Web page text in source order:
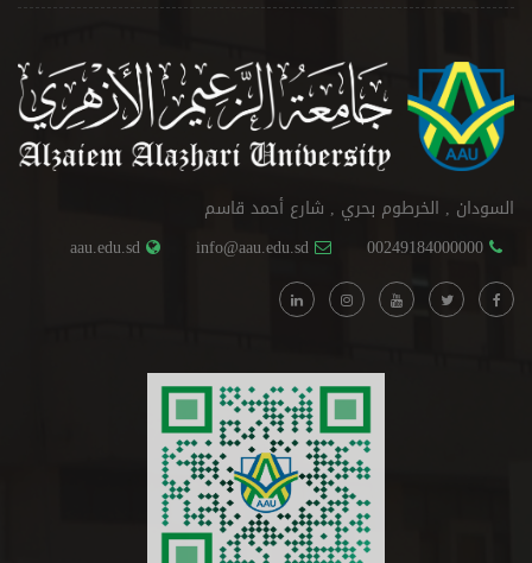
السودان , الخرطوم بحري , شارع أحمد قاسم
00249184000000
info@aau.edu.sd
aau.edu.sd